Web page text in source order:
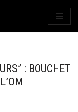
: BOUCHET